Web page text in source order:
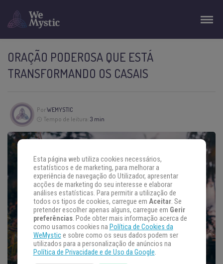
ORAÇÃO PODEROSA QUE ESTÁ
TRANSFORMANDO OS CASAIS
PorWEMYSTIC
Tempo de leitura: 3 min
Esta página web utiliza cookies necessários,
estatísticos e de marketing, para melhorar a
experiência de navegação do Utilizador, apresentar
acções de marketing do seu interesse e elaborar
análises estatísticas. Para permitir a utilização de
todos os tipos de cookies, carregue em Aceitar. Se
pretender escolher apenas alguns, carregue em Gerir
preferências. Pode obter mais informação acerca de
como usamos cookies na Política de Cookies da
WeMystice sobre como os seus dados podem ser
utilizados para a personalização de anúncios na
Política de Privacidade e de Uso da Google.